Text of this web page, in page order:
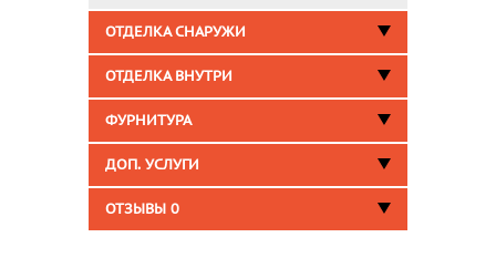
ОТДЕЛКА СНАРУЖИ
ОТДЕЛКА ВНУТРИ
ФУРНИТУРА
ДОП. УСЛУГИ
ОТЗЫВЫ 0